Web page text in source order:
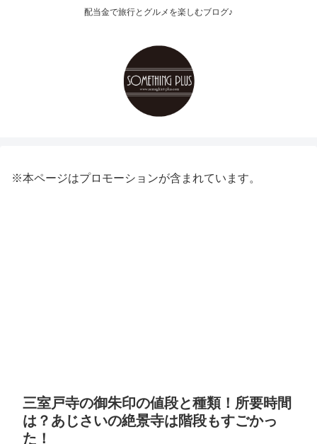
配当金で旅行とグルメを楽しむブログ♪
※本ページはプロモーションが含まれています。
三室戸寺の御朱印の値段と種類！所要時間
は？あじさいの絶景寺は階段もすごかっ
た！